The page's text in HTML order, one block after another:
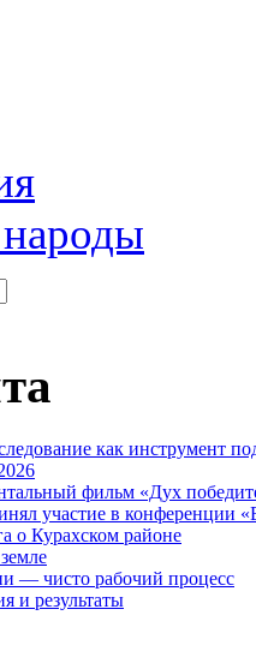
как инструмент
фильм «Дух
участие в конференции
о Курахском районе
— чисто рабочий процесс
и результаты